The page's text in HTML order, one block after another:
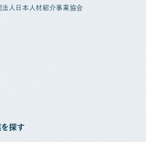
法人日本人材紹介事業協会
探す